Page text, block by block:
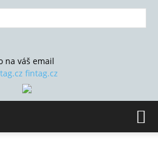
na váš email
fintag.cz